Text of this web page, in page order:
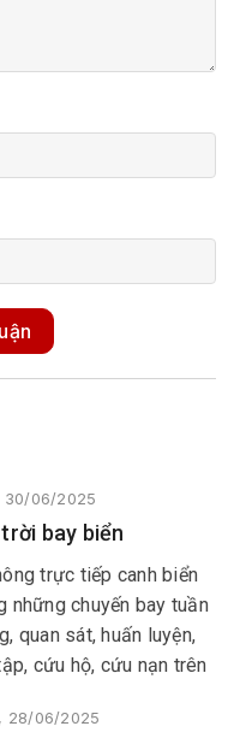
30/06/2025
bay biển
trực tiếp canh biển
những chuyến bay tuần
quan sát, huấn luyện,
cứu hộ, cứu nạn trên
Phòng không - Không
28/06/2025